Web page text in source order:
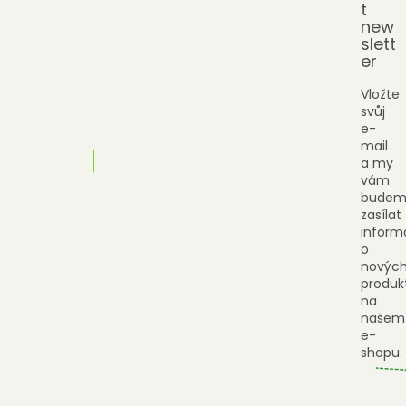
t
new
slett
er
Vložte
svůj
e-
mail
a my
vám
zasílat
o
nových
na
našem
e-
shopu.